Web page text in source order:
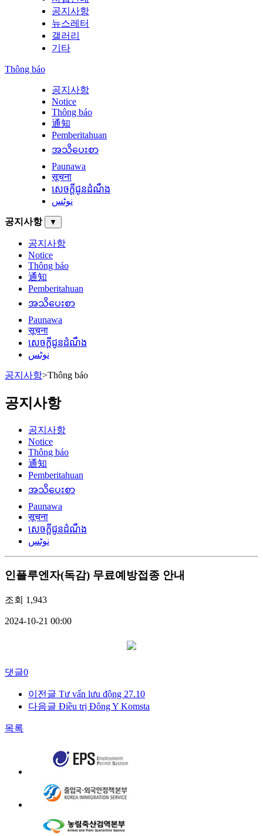
공지사항
뉴스레터
갤러리
기타
Thông báo
공지사항
Notice
Thông báo
通知
Pemberitahuan
အသိပေးစာ
Paunawa
सूचना
សេចក្តីជូនដំណឹង
نوٹس
공지사항 ▼
공지사항
Notice
Thông báo
通知
Pemberitahuan
အသိပေးစာ
Paunawa
सूचना
សេចក្តីជូនដំណឹង
نوٹس
공지사항>Thông báo
공지사항
공지사항
Notice
Thông báo
通知
Pemberitahuan
အသိပေးစာ
Paunawa
सूचना
សេចក្តីជូនដំណឹង
نوٹس
인플루엔자(독감) 무료예방접종 안내
조회 1,943
2024-10-21 00:00
댓글0
이전글 Tư vấn lưu động 27.10
다음글 Điều trị Đông Y Komsta
목록